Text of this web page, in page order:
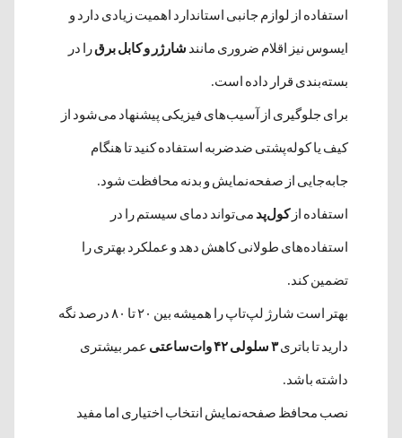
استفاده از لوازم جانبی استاندارد اهمیت زیادی دارد و
ایسوس نیز اقلام ضروری مانند شارژر و کابل برقرا در
بسته‌بندی قرار داده است.
برای جلوگیری از آسیب‌های فیزیکی پیشنهاد می‌شود از
کیف یا کوله‌پشتی ضدضربه استفاده کنید تا هنگام
جابه‌جایی از صفحه‌نمایش و بدنه محافظت شود.
استفاده ازکول‌پد می‌تواند دمای سیستم را در
استفاده‌های طولانی کاهش دهد و عملکرد بهتری را
تضمین کند.
بهتر است شارژ لپ‌تاپ را همیشه بین ۲۰ تا ۸۰ درصد نگه
دارید تا باتری۳ سلولی ۴۲ وات‌ساعتی عمر بیشتری
داشته باشد.
نصب محافظ صفحه‌نمایش انتخاب اختیاری اما مفید